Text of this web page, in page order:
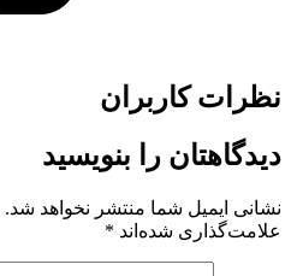
نظرات کاربران
دیدگاهتان را بنویسید
نشانی ایمیل شما منتشر نخواهد شد.
علامت‌گذاری شده‌اند *